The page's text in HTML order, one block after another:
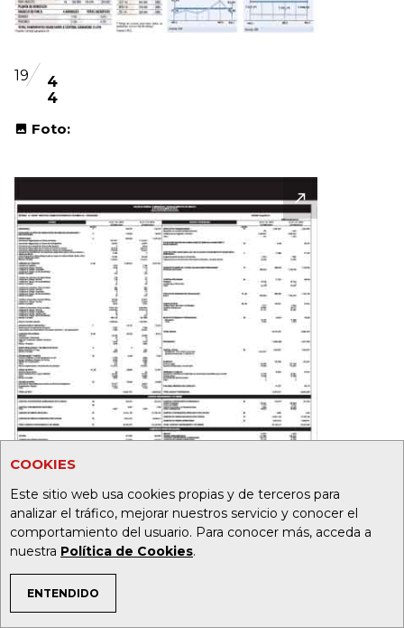
COOKIES
Este sitio web usa cookies propias y de terceros para
analizar el tráfico, mejorar nuestros servicio y conocer el
comportamiento del usuario. Para conocer más, acceda a
nuestra Política de Cookies.
ENTENDIDO
TEMAS DE INTERÉS
19
4
4
Foto: